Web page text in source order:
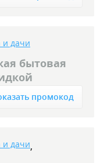
и дачи
бытовая
промокод
и дачи,